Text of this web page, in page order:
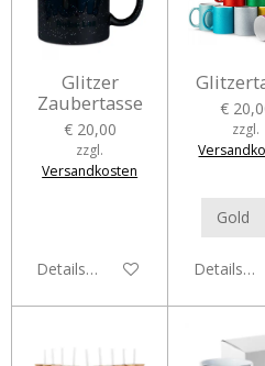
Glitzer
Zaubertasse
€ 20,00
zzgl.
Versandkosten
Details anzeigen
€
zzgl.
Details